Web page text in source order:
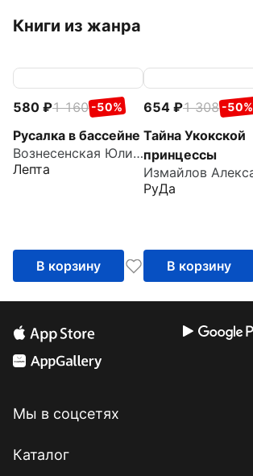
Книги из жанра
580 1 160 -50%
Русалка в бассейне
Вознесенская Юлия Николаевна
Лепта
В корзину
654 1 308 -50%
Тайна Укокской
принцессы
РуДа
В корзину
Мы в соцсетях
Каталог